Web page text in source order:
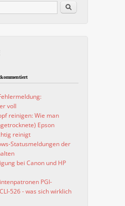
Im Blog suchen
voll
reinigen: Wie man
Epson
reinigt
Statusmeldungen der
bei Canon und HP
PGI-
526 - was sich wirklich